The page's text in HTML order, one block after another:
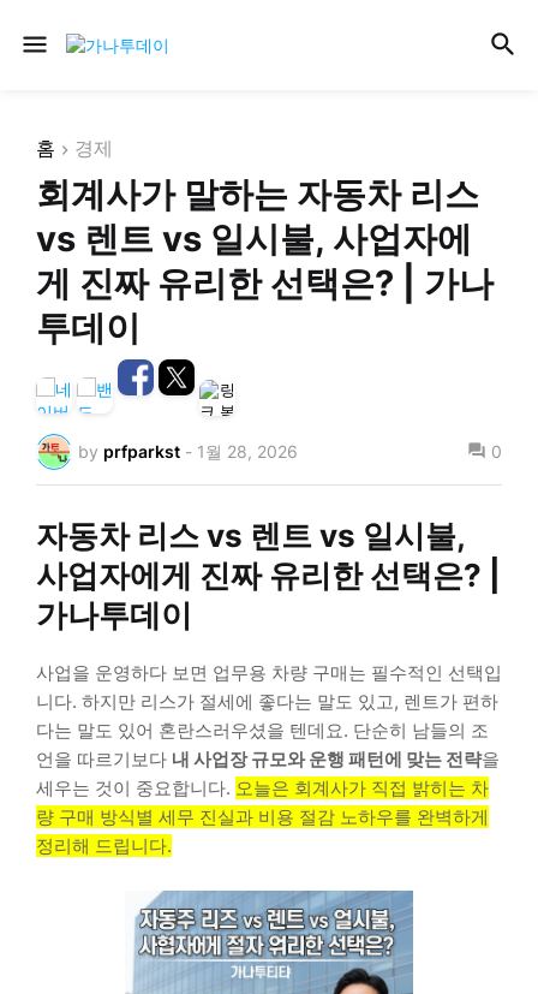
홈 경제
회계사가 말하는 자동차 리스
vs 렌트 vs 일시불, 사업자에
게 진짜 유리한 선택은? | 가나
투데이
by prfparkst - 1월 28, 2026 0
자동차 리스 vs 렌트 vs 일시불,
사업자에게 진짜 유리한 선택은? |
가나투데이
사업을 운영하다 보면 업무용 차량 구매는 필수적인 선택입
니다. 하지만 리스가 절세에 좋다는 말도 있고, 렌트가 편하
다는 말도 있어 혼란스러우셨을 텐데요. 단순히 남들의 조
언을 따르기보다 내 사업장 규모와 운행 패턴에 맞는 전략을
세우는 것이 중요합니다. 오늘은 회계사가 직접 밝히는 차
량 구매 방식별 세무 진실과 비용 절감 노하우를 완벽하게
정리해 드립니다.